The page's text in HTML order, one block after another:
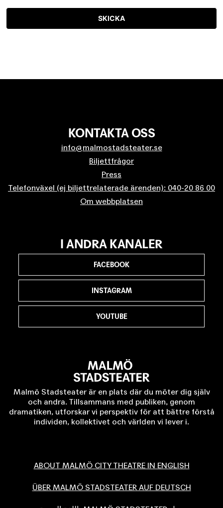
SKICKA
KONTAKTA OSS
info@malmostadsteater.se
Biljettfrågor
Press
Telefonväxel (ej biljettrelaterade ärenden): 040-20 86 00
Om webbplatsen
Malmö Stadsteater är en plats där du möter dig själv
och andra. Tillsammans med publiken, genom
dramatiken, utforskar vi perspektiv för att bättre förstå
individen, kollektivet och världen vi lever i.
ABOUT MALMÖ CITY THEATRE IN ENGLISH
ÜBER MALMÖ STADSTEATER AUF DEUTSCH
I ANDRA KANALER
FACEBOOK
INSTAGRAM
YOUTUBE